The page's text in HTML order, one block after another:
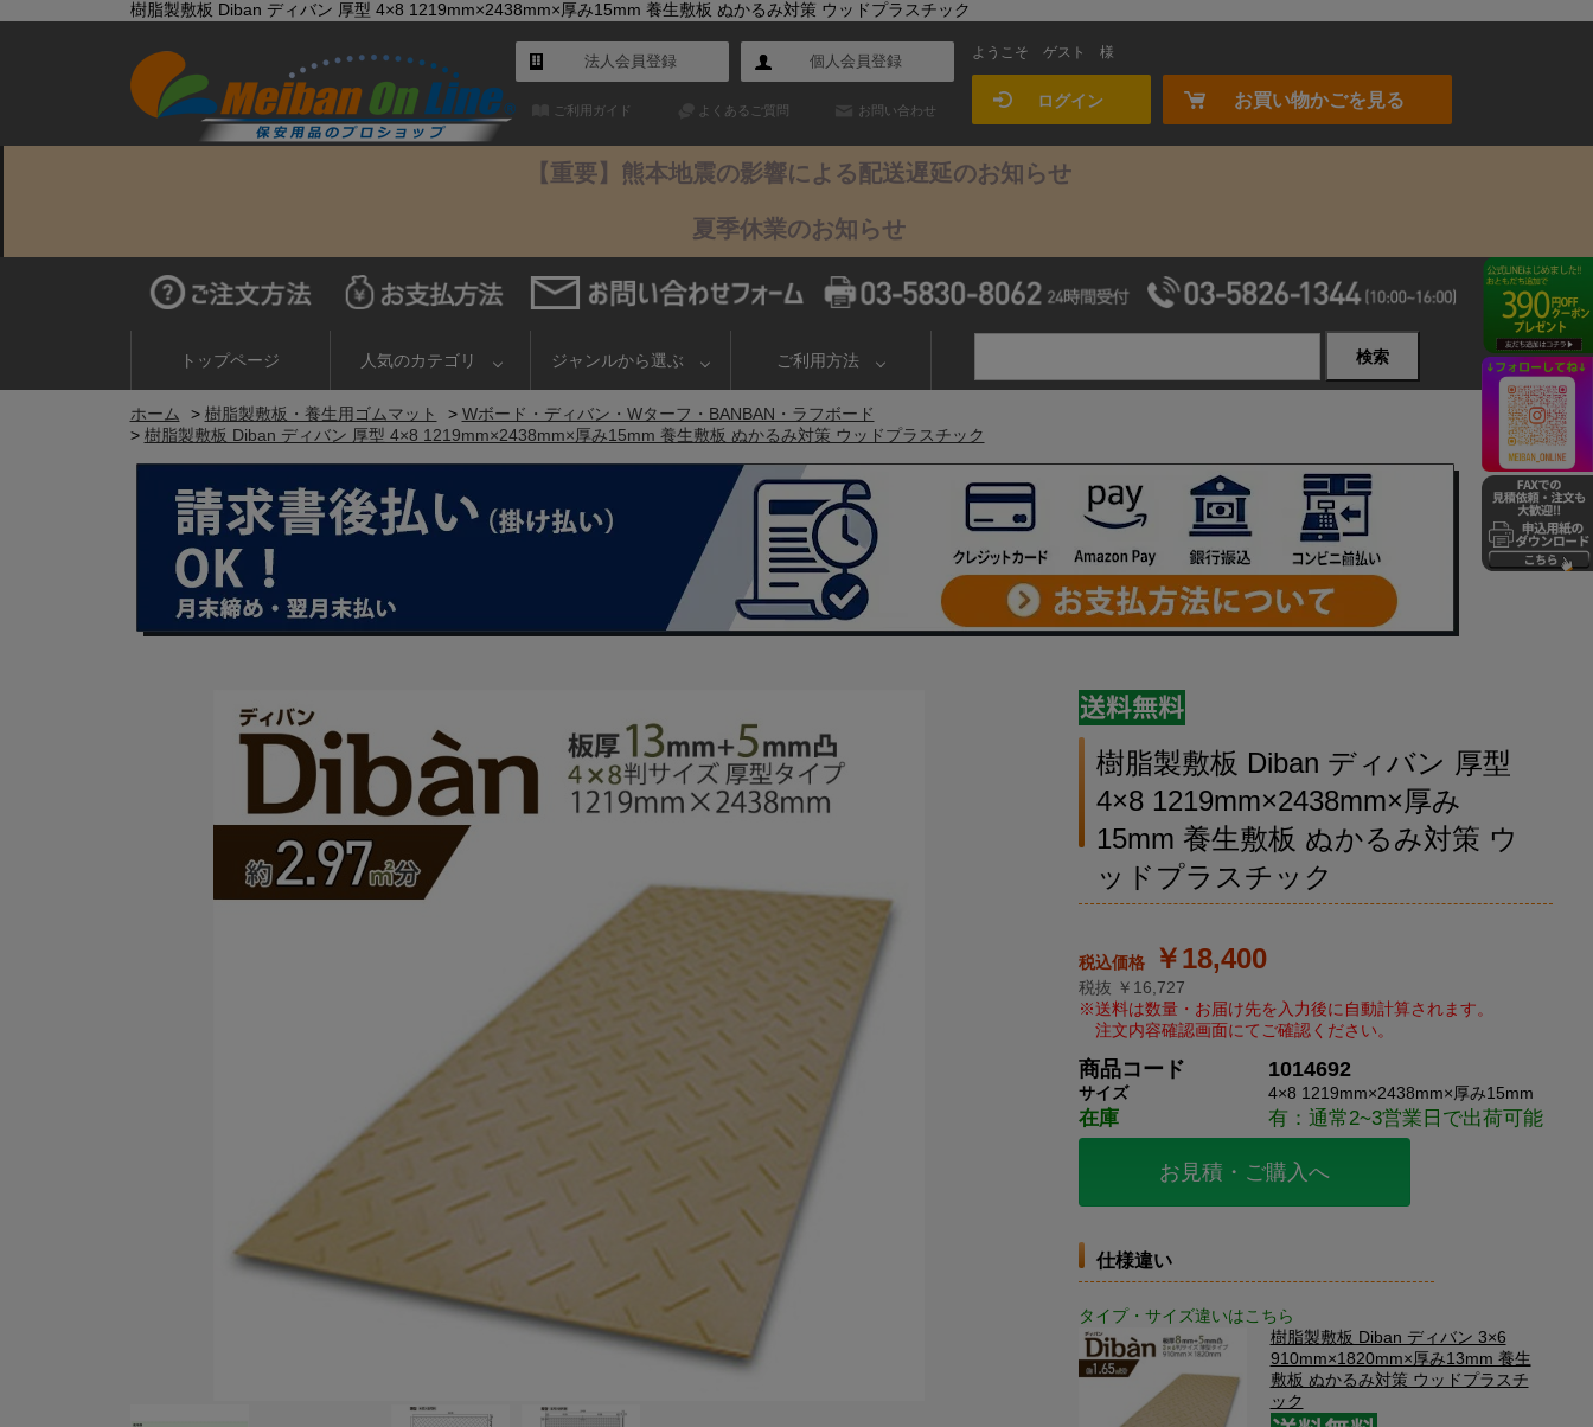
樹脂製敷板 Diban ディバン 厚型 4×8 1219mm×2438mm×厚み15mm 養生敷板 ぬかるみ対策 ウッドプラスチック
法人会員登録 個人会員登録
ご利用ガイド よくあるご質問 お問い合わせ
ようこそ ゲスト 様
ログイン お買い物かごを見る
【重要】熊本地震の影響による配送遅延のお知らせ
夏季休業のお知らせ
トップページ 人気のカテゴリ ジャンルから選ぶ ご利用方法 検索
ホーム > 樹脂製敷板・養生用ゴムマット > Wボード・ディバン・Wターフ・BANBAN・ラフボード
> 樹脂製敷板 Diban ディバン 厚型 4×8 1219mm×2438mm×厚み15mm 養生敷板 ぬかるみ対策 ウッドプラスチック
樹脂製敷板 Diban ディバン 厚型
4×8 1219mm×2438mm×厚み
15mm 養生敷板 ぬかるみ対策 ウ
ッドプラスチック
￥18,400
税抜 ￥16,727
商品コード 1014692
サイズ 4×8 1219mm×2438mm×厚み15mm
在庫 有：通常2~3営業日で出荷可能
お見積・ご購入へ
仕様違い
タイプ・サイズ違いはこちら
樹脂製敷板 Diban ディバン 3×6
910mm×1820mm×厚み13mm 養生
敷板 ぬかるみ対策 ウッドプラスチ
ック